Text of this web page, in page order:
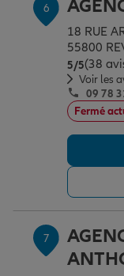
6
18 RUE
55800
5/5Note de 5
(38
Voir les
09 78
Fermé
7